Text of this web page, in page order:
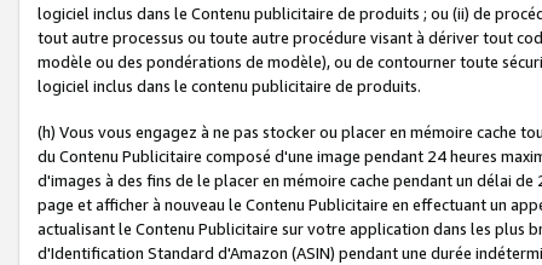
logiciel inclus dans le Contenu publicitaire de produits ; ou (ii) de
tout autre processus ou toute autre procédure visant à dériver tout
modèle ou des pondérations de modèle), ou de contourner toute
logiciel inclus dans le contenu publicitaire de produits.
(h) Vous vous engagez à ne pas stocker ou placer en mémoire cache
du Contenu Publicitaire composé d'une image pendant 24 heures
d'images à des fins de le placer en mémoire cache pendant un délai
page et afficher à nouveau le Contenu Publicitaire en effectuant un
actualisant le Contenu Publicitaire sur votre application dans les plus
d'Identification Standard d'Amazon (ASIN) pendant une durée